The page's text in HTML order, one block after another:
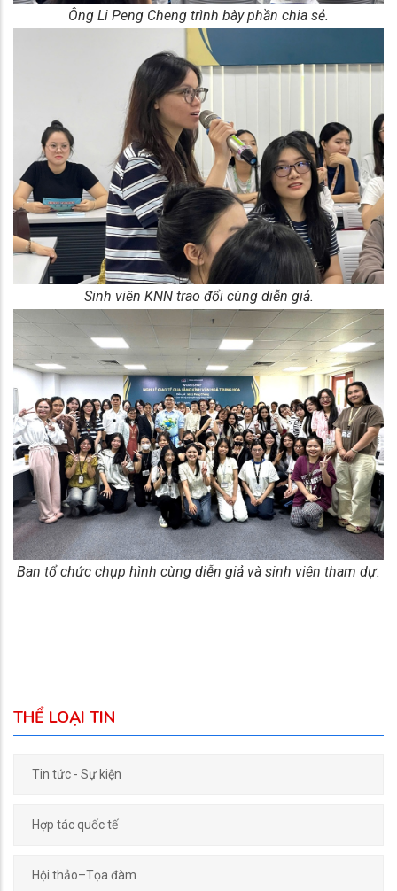
Ông Li Peng Cheng trình bày phần chia sẻ.
Sinh viên KNN trao đổi cùng diễn giả.
Ban tổ chức chụp hình cùng diễn giả và sinh viên tham dự.
THỂ LOẠI TIN
Tin tức - Sự kiện
Hợp tác quốc tế
Hội thảo–Tọa đàm